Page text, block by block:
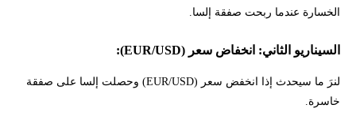
الخسارة عندما ربحت صفقة إلسا.
السيناريو الثاني: انخفاض سعر (EUR/USD):
لنرَ ما سيحدث إذا انخفض سعر (EUR/USD) وحصلت إلسا على صفقة
خاسرة.